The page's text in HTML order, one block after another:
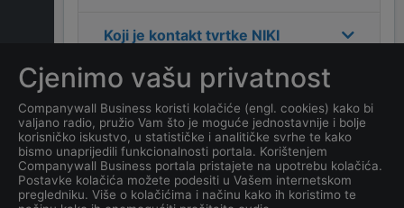
Koji je kontakt tvrtke NIKI
Koliko ima zaposlenih
kompanijaNIKI GROUP
DOO?
Koji je datum osnivanja
Cjenimo vašu privatnost
Companywall Business koristi kolačiće (engl. cookies) kako bi
valjano radio, pružio Vam što je moguće jednostavnije i bolje
korisničko iskustvo, u statističke i analitičke svrhe te kako
bismo unaprijedili funkcionalnosti portala. Korištenjem
Companywall Business portala pristajete na upotrebu kolačića.
Postavke kolačića možete podesiti u Vašem internetskom
pregledniku. Više o kolačićima i načinu kako ih koristimo te